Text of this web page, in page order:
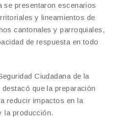
se presentaron escenarios
y lineamientos de
cantonales y parroquiales,
de respuesta en todo
Ciudadana de la
que la preparación
reducir impactos en la
la producción.